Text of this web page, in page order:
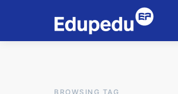
BROWSING TAG